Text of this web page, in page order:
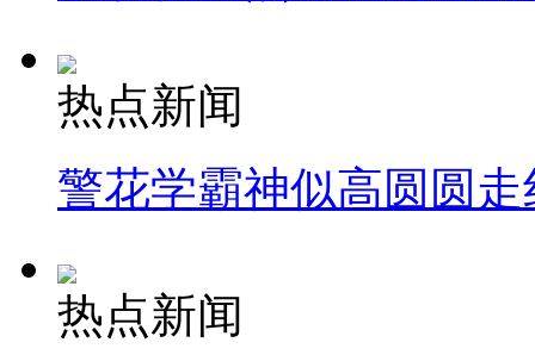
热点新闻
警花学霸神似高圆圆走
热点新闻